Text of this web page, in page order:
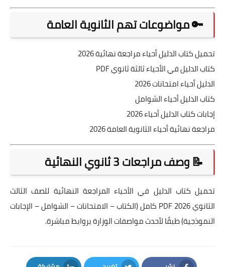
🔑 مواضوعات تهم الثانوية العامة
تحميل كتاب الدليل أحياء مراجعة نهائية 2026
كتاب الدليل في الأحياء ثالثة ثانوي PDF
الدليل أحياء امتحانات 2026
كتاب الدليل أحياء الشوامل
إجابات كتاب الدليل أحياء 2026
مراجعة نهائية أحياء الثانوية العامة 2026
📝 وصف مراجعات 3 ثانوي النهائية
تحميل كتاب الدليل في الأحياء المراجعة النهائية للصف الثالث
الثانوي 2026 PDF كامل (الكتاب – الامتحانات – الشوامل – الإجابات
النموذجية) طبقًا لأحدث مواصفات الوزارة بروابط مباشرة.